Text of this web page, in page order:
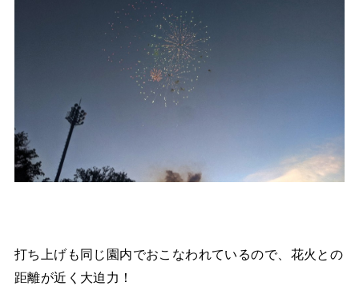
打ち上げも同じ園内でおこなわれているので、花火との
距離が近く大迫力！